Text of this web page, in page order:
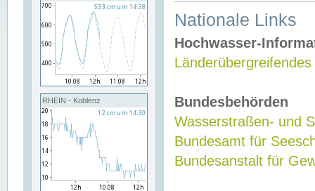
RHEIN - Koblenz
Nationale Links
Hochwasser-
Bundesbehörden
Wasserstraßen- und
Bundesamt für
Bundesanstalt für